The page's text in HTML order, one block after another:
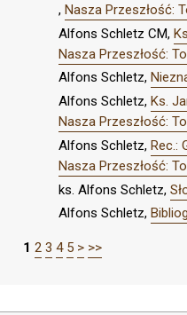
, Nasza Przeszłość:
Alfons Schletz CM,
Nasza Przeszłość:
Alfons Schletz,
Alfons Schletz, Ks.
Nasza Przeszłość:
Alfons Schletz, Rec.:
Nasza Przeszłość:
ks. Alfons Schletz,
Alfons Schletz,
1 2 3 4 5 > >>